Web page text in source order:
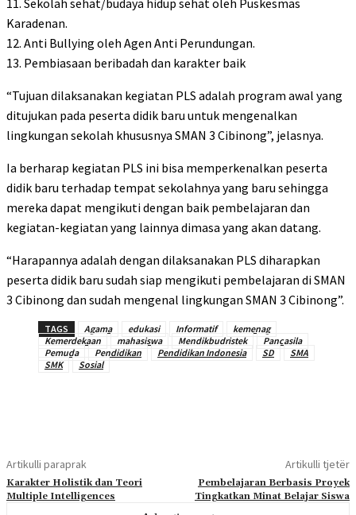
11. Sekolah sehat/budaya hidup sehat oleh Puskesmas
Karadenan.
12. Anti Bullying oleh Agen Anti Perundungan.
13. Pembiasaan beribadah dan karakter baik
“Tujuan dilaksanakan kegiatan PLS adalah program awal yang
ditujukan pada peserta didik baru untuk mengenalkan
lingkungan sekolah khususnya SMAN 3 Cibinong”, jelasnya.
Ia berharap kegiatan PLS ini bisa memperkenalkan peserta
didik baru terhadap tempat sekolahnya yang baru sehingga
mereka dapat mengikuti dengan baik pembelajaran dan
kegiatan-kegiatan yang lainnya dimasa yang akan datang.
“Harapannya adalah dengan dilaksanakan PLS diharapkan
peserta didik baru sudah siap mengikuti pembelajaran di SMAN
3 Cibinong dan sudah mengenal lingkungan SMAN 3 Cibinong”.
TAGS Agama edukasi Informatif
kemenag
Kemerdekaan
mahasiswa Mendikbudristek
Pancasila
Pemuda
Pendidikan Pendidikan Indonesia SD
SMA
SMK
Sosial
Artikulli paraprak
Karakter Holistik dan Teori
Multiple Intelligences
Artikulli tjetër
Pembelajaran Berbasis Proyek
Tingkatkan Minat Belajar Siswa